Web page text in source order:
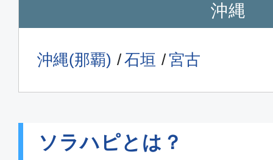
沖縄
沖縄(那覇) 石垣 宮古
ソラハピとは？